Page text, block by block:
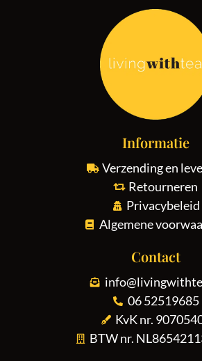
Informatie
Verzending en
Retourneren
Privacybeleid
Algemene
Contact
06 52519685
KvK nr.
BTW nr.